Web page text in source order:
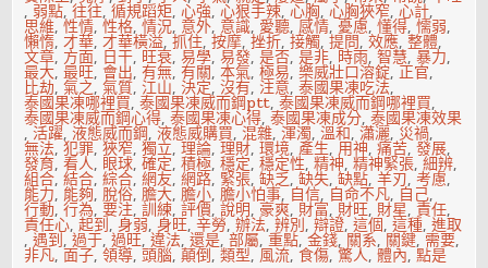
,弱點,往往,循規蹈矩,心強,心狠手辣,心胸,心胸狹窄,心計,
思維,性情,性格,情況, 意外, 意識, 愛聽,感情,憂慮,懂得,懦弱,
懶惰,才華,才華橫溢,抓住,按摩,挫折,接觸,提問,效應,整體,
文章, 方面, 日干, 旺衰,易學,易發,是否,是非, 時雨,智慧,暴力,
最大,最旺, 會出,有無,有關,本氣,極易,樂威壯口溶錠,正官,
比劫,氣之,氣質,江山,決定,沒有, 注意,泰國果凍吃法,
泰國果凍哪裡買,泰國果凍威而鋼ptt,泰國果凍威而鋼哪裡買,
泰國果凍威而鋼心得,泰國果凍心得,泰國果凍成分,泰國果凍效果
,活躍,液態威而鋼,液態威購買, 混雜,渾濁,溫和,瀟灑, 災禍,
無法,犯罪,狹窄,獨立,理論,理財,環境,產生, 用神,痛苦,發展,
發育,看人, 眼球,確定,積極,穩定,穩定性,精神,精神緊張,細辨,
組合,結合,綜合,網友,網路, 緊張,缺乏,缺失,缺點,羊刃,考慮,
能力, 能夠,脫俗,膽大,膽小,膽小怕事, 自信, 自命不凡, 自己,
行動,行為,要注,訓練,評價,說明,豪爽, 財富, 財旺, 財星,責任,
責任心,起到,身弱,身旺,辛勞,辦法,辨別,辯證,這個,這種,進取
,遇到,過于,過旺,違法,還是,部屬,重點,金錢, 關系, 關鍵, 需要,
非凡,面子,領導,頭腦,顛倒,類型, 風流,食傷,驚人,體內,點是